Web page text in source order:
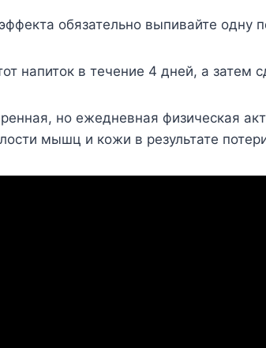
обязательно выпивайте одну
напиток в течение 4 дней, а затем
но ежедневная физическая
мышц и кожи в результате